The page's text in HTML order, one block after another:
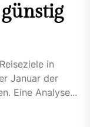
in
Januar der
Eine Analyse...